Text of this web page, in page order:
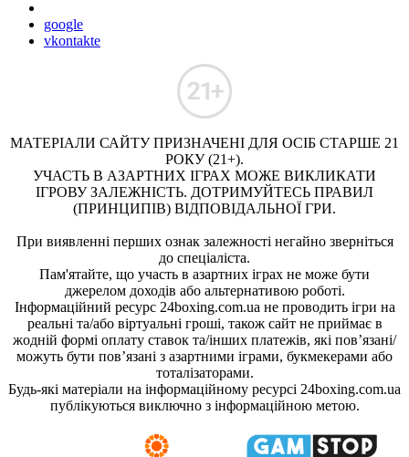
google
vkontakte
МАТЕРІАЛИ САЙТУ ПРИЗНАЧЕНІ ДЛЯ ОСІБ СТАРШЕ 21
РОКУ (21+).
УЧАСТЬ В АЗАРТНИХ ІГРАХ МОЖЕ ВИКЛИКАТИ
ІГРОВУ ЗАЛЕЖНІСТЬ. ДОТРИМУЙТЕСЬ ПРАВИЛ
(ПРИНЦИПІВ) ВІДПОВІДАЛЬНОЇ ГРИ.
При виявленні перших ознак залежності негайно зверніться
до спеціаліста.
Пам'ятайте, що участь в азартних іграх не може бути
джерелом доходів або альтернативою роботі.
Інформаційний ресурс 24boxing.com.ua не проводить ігри на
реальні та/або віртуальні гроші, також сайт не приймає в
жодній формі оплату ставок та/інших платежів, які пов’язані/
можуть бути пов’язані з азартними іграми, букмекерами або
тоталізаторами.
Будь-які матеріали на інформаційному ресурсі 24boxing.com.ua
публікуються виключно з інформаційною метою.